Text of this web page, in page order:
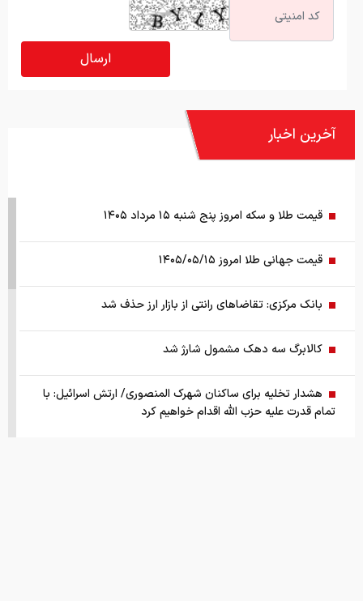
آخرین اخبار
قیمت طلا و سکه امروز پنج شنبه ۱۵ مرداد ۱۴۰۵
قیمت جهانی طلا امروز ۱۴۰۵/۰۵/۱۵
بانک مرکزی: تقاضا‌های رانتی از بازار ارز حذف شد
کالابرگ سه دهک مشمول شارژ شد
هشدار تخلیه برای ساکنان شهرک المنصوری/ ارتش اسرائیل: با
تمام قدرت علیه حزب الله اقدام خواهیم کرد